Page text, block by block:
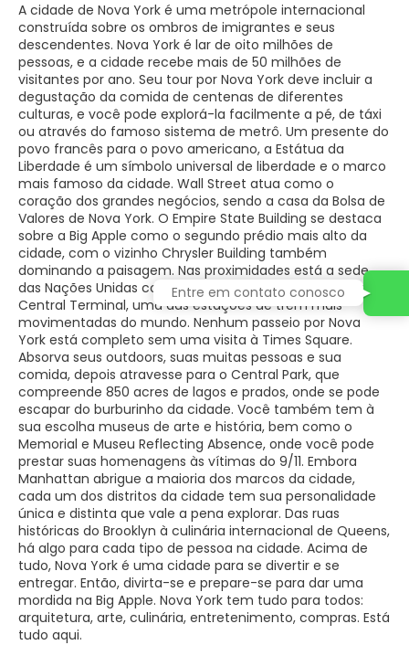
A cidade de Nova York é uma metrópole internacional
construída sobre os ombros de imigrantes e seus
descendentes. Nova York é lar de oito milhões de
pessoas, e a cidade recebe mais de 50 milhões de
visitantes por ano. Seu tour por Nova York deve incluir a
degustação da comida de centenas de diferentes
culturas, e você pode explorá-la facilmente a pé, de táxi
ou através do famoso sistema de metrô. Um presente do
povo francês para o povo americano, a Estátua da
Liberdade é um símbolo universal de liberdade e o marco
mais famoso da cidade. Wall Street atua como o
coração dos grandes negócios, sendo a casa da Bolsa de
Valores de Nova York. O Empire State Building se destaca
sobre a Big Apple como o segundo prédio mais alto da
cidade, com o vizinho Chrysler Building também
dominando a paisagem. Nas proximidades está a sede
das Nações Unidas com vista para o East River e a Grand
Central Terminal, uma das estações de trem mais
movimentadas do mundo. Nenhum passeio por Nova
York está completo sem uma visita à Times Square.
Absorva seus outdoors, suas muitas pessoas e sua
comida, depois atravesse para o Central Park, que
compreende 850 acres de lagos e prados, onde se pode
escapar do burburinho da cidade. Você também tem à
sua escolha museus de arte e história, bem como o
Memorial e Museu Reflecting Absence, onde você pode
prestar suas homenagens às vítimas do 9/11. Embora
Manhattan abrigue a maioria dos marcos da cidade,
cada um dos distritos da cidade tem sua personalidade
única e distinta que vale a pena explorar. Das ruas
históricas do Brooklyn à culinária internacional de Queens,
há algo para cada tipo de pessoa na cidade. Acima de
tudo, Nova York é uma cidade para se divertir e se
entregar. Então, divirta-se e prepare-se para dar uma
mordida na Big Apple. Nova York tem tudo para todos:
arquitetura, arte, culinária, entretenimento, compras. Está
tudo aqui.
Entre em contato conosco